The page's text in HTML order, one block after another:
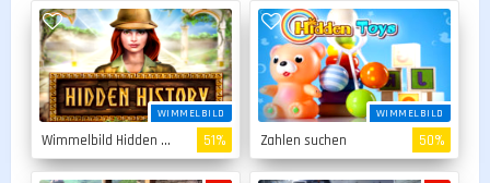
WIMMELBILD
Wimmelbild Hidden Story 51%
WIMMELBILD
Zahlen suchen 50%